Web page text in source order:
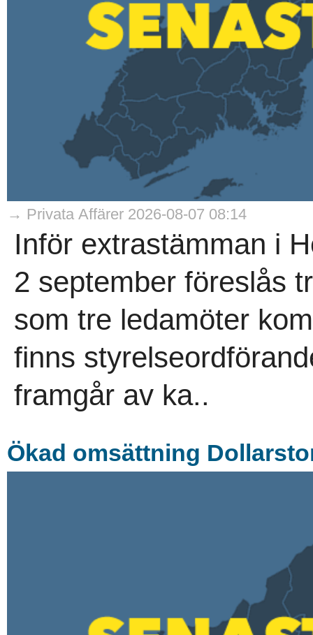
→ Privata Affärer 2026-08-07 08:14
Inför extrastämman i
2 september föreslås
som tre ledamöter
finns
framgår av ka..
Ökad omsättning